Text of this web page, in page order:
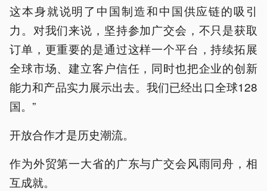
这本身就说明了中国制造和中国供应链的吸引
力。对我们来说，坚持参加广交会，不只是获取
订单，更重要的是通过这样一个平台，持续拓展
全球市场、建立客户信任，同时也把企业的创新
能力和产品实力展示出去。我们已经出口全球128
国。”
开放合作才是历史潮流。
作为外贸第一大省的广东与广交会风雨同舟，相
互成就。